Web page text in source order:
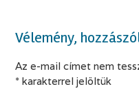
Vélemény,
Az e-mail címet nem
* karakterrel jelöltük